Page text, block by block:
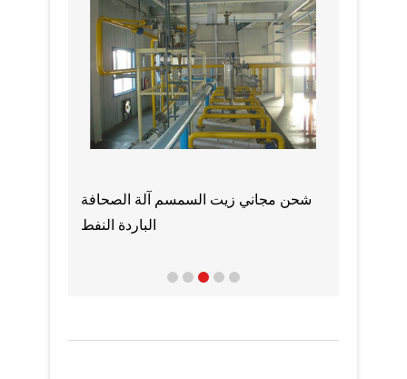
شحن مجاني زيت السمسم آلة الصحافة
الباردة النفط